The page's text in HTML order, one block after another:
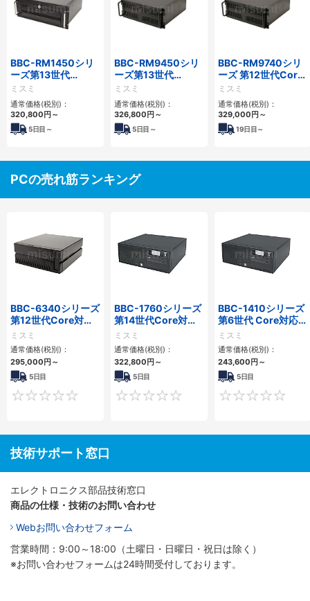
BBC-RM1450シリ
ーズ第13世代
Core・12世代
Celeron対応ラック
マウント4PCIe
ミスミ
通常価格(税別)：
320,800円～
5日目～
BBC-RM9450シリ
ーズ第13世代
Core・12世代
Celeron対応ラック
マウント4PCIe
ミスミ
通常価格(税別)：
326,800円～
5日目～
BBC-RM9740シリ
ーズ 第12世代Core
対応ラックマウント
FAPC4PCI・3PCIe
ミスミ
通常価格(税別)：
329,000円～
19日目～
PCの売れ筋ランキング
BBC-6340シリーズ
第12世代Core対応
小型フロアマウント
PC2PCI/2PCIe
ミスミ
通常価格(税別)：
295,000円～
5日目
0
BBC-1760シリーズ
第14世代Core対応
小型フロアマウント
3PCIe
ミスミ
通常価格(税別)：
322,800円～
5日目
0
BBC-1410シリーズ
第6世代 Core対応フ
ロアマウントFAPC
3PCI・3PCIe
ミスミ
通常価格(税別)：
243,600円～
5日目
技術サポート窓口
エレクトロニクス部品技術窓口
商品の仕様・技術のお問い合わせ
Webお問い合わせフォーム
営業時間：9:00～18:00（土曜日・日曜日・祝日は除く）
※お問い合わせフォームは24時間受付しております。